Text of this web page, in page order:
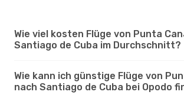
Wie viel kosten Flüge von Punta
Santiago de Cuba im Durchschnitt?
Wie kann ich günstige Flüge von
nach Santiago de Cuba bei Opodo